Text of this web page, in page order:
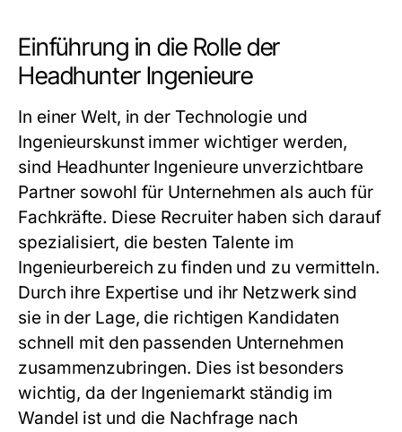
Einführung in die Rolle der
Headhunter Ingenieure
In einer Welt, in der Technologie und
Ingenieurskunst immer wichtiger werden,
sind Headhunter Ingenieureunverzichtbare
Partner sowohl für Unternehmen als auch für
Fachkräfte. Diese Recruiter haben sich darauf
spezialisiert, die besten Talente im
Ingenieurbereich zu finden und zu vermitteln.
Durch ihre Expertise und ihr Netzwerk sind
sie in der Lage, die richtigen Kandidaten
schnell mit den passenden Unternehmen
zusammenzubringen. Dies ist besonders
wichtig, da der Ingeniemarkt ständig im
Wandel ist und die Nachfrage nach